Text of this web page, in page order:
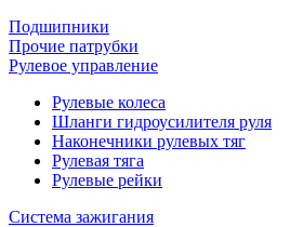
Подшипники
Прочие патрубки
Рулевое управление
Рулевые колеса
Шланги гидроусилителя руля
Наконечники рулевых тяг
Рулевая тяга
Рулевые рейки
Система зажигания